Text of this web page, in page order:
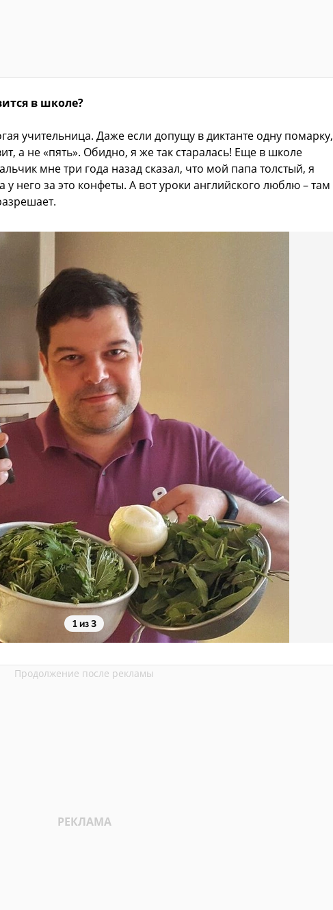
в школе?
учительница. Даже если допущу в диктанте одну помарку,
а не «пять». Обидно, я же так старалась! Еще в школе
мне три года назад сказал, что мой папа толстый, я
у него за это конфеты. А вот уроки английского люблю – там
1 из 3